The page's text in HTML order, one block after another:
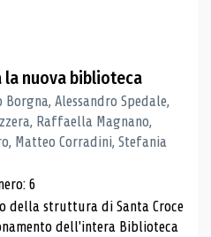
la nuova biblioteca
Alessandro Spedale,
Raffaella Magnano,
Matteo Corradini, Stefania
6
della struttura di Santa Croce
dell'intera Biblioteca